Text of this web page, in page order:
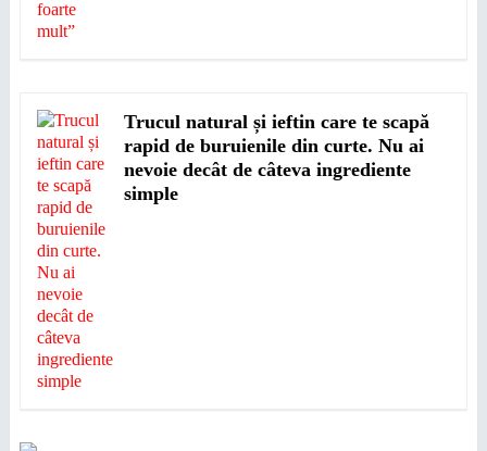
Trucul natural și ieftin care te scapă
rapid de buruienile din curte. Nu ai
nevoie decât de câteva ingrediente
simple